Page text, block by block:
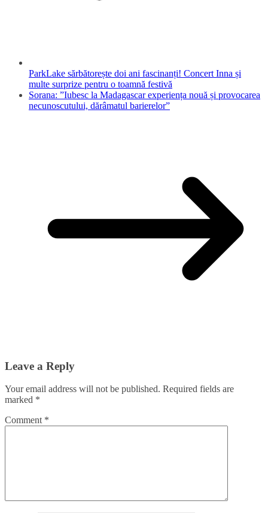
ParkLake sărbătorește doi ani fascinanți! Concert Inna și
multe surprize pentru o toamnă festivă
Sorana: ”Iubesc la Madagascar experiența nouă și provocarea
necunoscutului, dărâmatul barierelor”
Leave a Reply
Your email address will not be published. Required fields are
marked *
Comment *